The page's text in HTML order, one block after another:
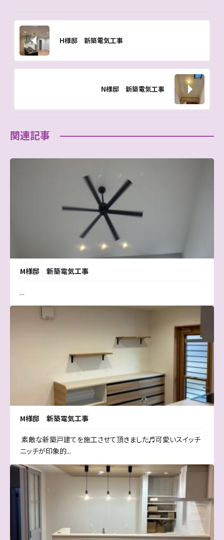
H様邸 新築電気工事
N様邸 新築電気工事
関連記事
M様邸 新築電気工事
...
M様邸 新築電気工事
素敵な新築戸建てを施工させて頂きました♬可愛いスイッチ
ニッチが印象的...